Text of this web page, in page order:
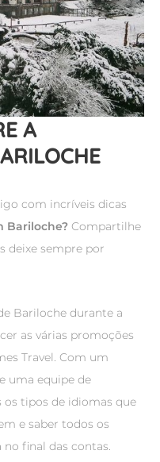
A
com incríveis dicas
Bariloche? Compartilhe
deixe sempre por
Bariloche durante a
as várias promoções
Travel. Com um
uma equipe de
tipos de idiomas que
e saber todos os
final das contas.